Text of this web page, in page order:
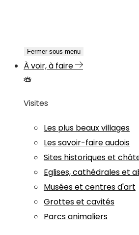
Fermer sous-menu
À voir, à faire
Visites
Les plus beaux villages
Les savoir-faire audois
Sites historiques et
Eglises, cathédrales et
Musées et centres d'art
Grottes et cavités
Parcs animaliers